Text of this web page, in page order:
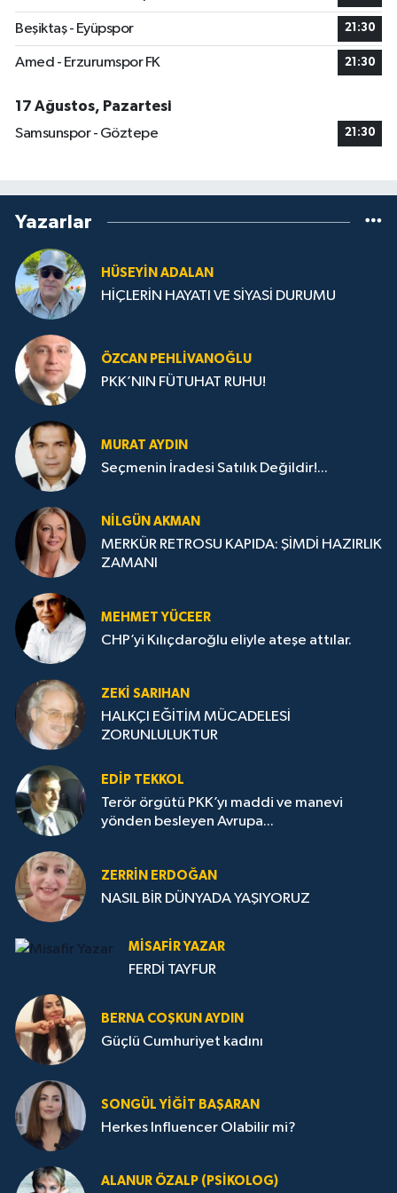
Beşiktaş - Eyüpspor 21:30
Amed - Erzurumspor FK 21:30
17 Ağustos, Pazartesi
Samsunspor - Göztepe
21:30
Yazarlar
HÜSEYIN ADALAN
HİÇLERİN HAYATI VE SİYASİ DURUMU
ÖZCAN PEHLIVANOĞLU
PKK’NIN FÜTUHAT RUHU!
MURAT AYDIN
Seçmenin İradesi Satılık Değildir!...
NILGÜN AKMAN
MERKÜR RETROSU KAPIDA: ŞİMDİ HAZIRLIK
ZAMANI
MEHMET YÜCEER
CHP’yi Kılıçdaroğlu eliyle ateşe attılar.
ZEKI SARIHAN
HALKÇI EĞİTİM MÜCADELESİ
ZORUNLULUKTUR
EDIP TEKKOL
Terör örgütü PKK’yı maddi ve manevi
yönden besleyen Avrupa...
ZERRIN ERDOĞAN
NASIL BİR DÜNYADA YAŞIYORUZ
MISAFIR YAZAR
FERDİ TAYFUR
BERNA COŞKUN AYDIN
Güçlü Cumhuriyet kadını
SONGÜL YIĞIT BAŞARAN
Herkes Influencer Olabilir mi?
ALANUR ÖZALP (PSIKOLOG)